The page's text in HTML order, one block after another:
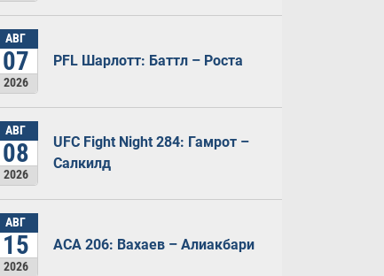
АВГ
07
2026
PFL Шарлотт: Баттл – Роста
АВГ
08
2026
UFC Fight Night 284: Гамрот –
Салкилд
АВГ
15
2026
ACA 206: Вахаев – Алиакбари